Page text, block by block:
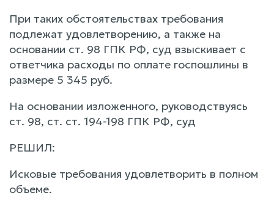
При таких обстоятельствах требования
подлежат удовлетворению, а также на
основании ст. 98 ГПК РФ, суд взыскивает с
ответчика расходы по оплате госпошлины в
размере 5 345 руб.
На основании изложенного, руководствуясь
ст. 98, ст. ст. 194-198 ГПК РФ, суд
РЕШИЛ:
Исковые требования удовлетворить в полном
объеме.